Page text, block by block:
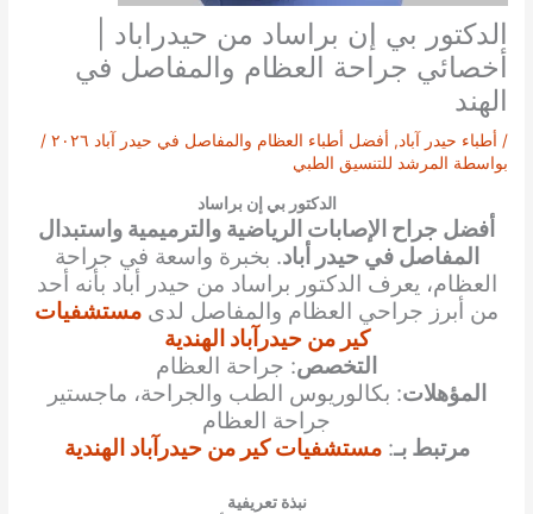
الدكتور بي إن براساد من حيدراباد |
أخصائي جراحة العظام والمفاصل في
الهند
/ أطباء حيدر آباد, أفضل أطباء العظام والمفاصل في حيدر آباد ٢٠٢٦
/
بواسطة المرشد للتنسيق الطبي
الدكتور بي إن براساد
أفضل جراح الإصابات الرياضية والترميمية واستبدال
المفاصل في حيدر أباد. بخبرة واسعة في جراحة
العظام، يعرف الدكتور براساد من حيدر أباد بأنه أحد
من أبرز جراحي العظام والمفاصل لدى مستشفيات
كير من حيدرآباد الهندية
التخصص: جراحة العظام
المؤهلات: بكالوريوس الطب والجراحة، ماجستير
جراحة العظام
مرتبط بـ:مستشفيات كير من حيدرآباد الهندية
نبذة تعريفية